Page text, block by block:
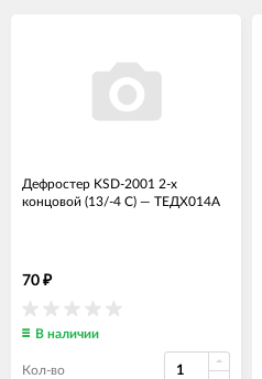
Дефростер KSD-2001 2-х
концовой (13/-4 С) — ТЕДХ014А
70 ₽
В наличии
Кол-во